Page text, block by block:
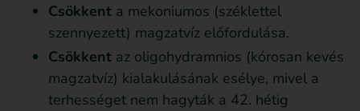
Csökkent a mekoniumos (széklettel
szennyezett) magzatvíz előfordulása.
Csökkent az oligohydramnios (kórosan kevés
magzatvíz) kialakulásának esélye, mivel a
terhességet nem hagyták a 42. hétig